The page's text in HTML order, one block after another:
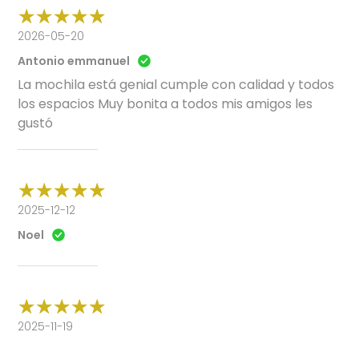
2026-05-20
Antonio emmanuel
La mochila está genial cumple con calidad y todos
los espacios Muy bonita a todos mis amigos les
gustó
2025-12-12
Noel
2025-11-19